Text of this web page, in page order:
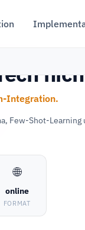
Integration.
Few-Shot-
🌐
online
FORMAT